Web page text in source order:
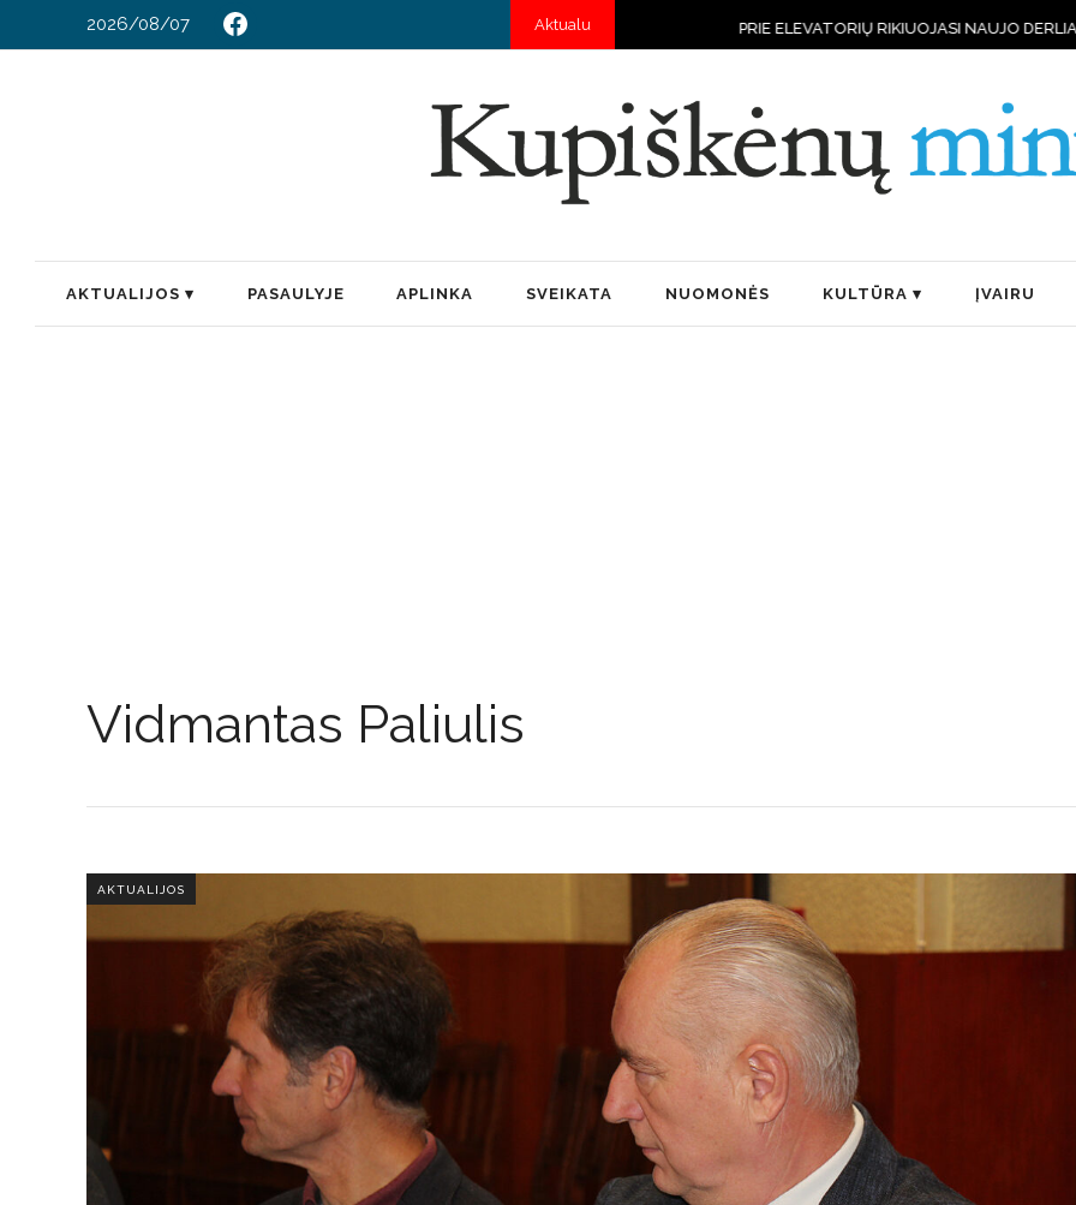
2026/08/07 Aktualu
PRIE ELEVATORIŲ RIKIUOJASI NAUJO DERLIAUS VILKSTINĖS
AKTUALIJOS PASAULYJE APLINKA SVEIKATA NUOMONĖS KULTŪRA ĮVAIRU
Vidmantas Paliulis
AKTUALIJOS